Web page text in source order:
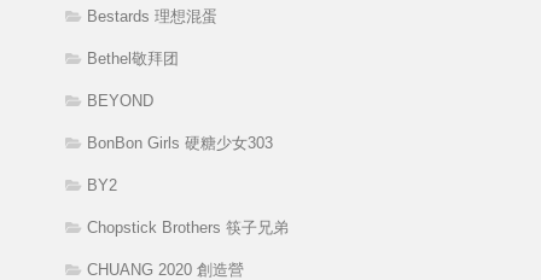
Bestards 理想混蛋
Bethel敬拜团
BEYOND
BonBon Girls 硬糖少女303
BY2
Chopstick Brothers 筷子兄弟
CHUANG 2020 創造營